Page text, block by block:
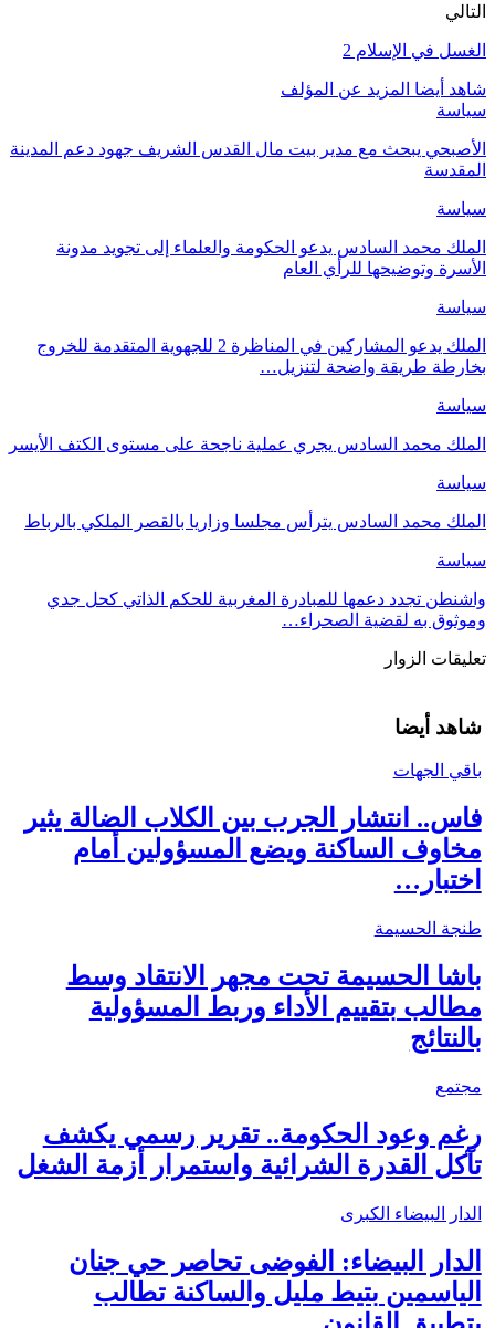
التالي
الغسل في الإسلام 2
شاهد أيضا المزيد عن المؤلف
سياسة
الأصبحي يبحث مع مدير بيت مال القدس الشريف جهود دعم المدينة
المقدسة
سياسة
الملك محمد السادس يدعو الحكومة والعلماء إلى تجويد مدونة
الأسرة وتوضيحها للرأي العام
سياسة
الملك يدعو المشاركين في المناظرة 2 للجهوية المتقدمة للخروج
بخارطة طريقة واضحة لتنزيل…
سياسة
الملك محمد السادس يجري عملية ناجحة على مستوى الكتف الأيسر
سياسة
الملك محمد السادس يترأس مجلسا وزاريا بالقصر الملكي بالرباط
سياسة
واشنطن تجدد دعمها للمبادرة المغربية للحكم الذاتي كحل جدي
وموثوق به لقضية الصحراء…
تعليقات الزوار
شاهد أيضا
باقي الجهات
فاس.. انتشار الجرب بين الكلاب الضالة يثير
مخاوف الساكنة ويضع المسؤولين أمام
اختبار…
طنجة الحسيمة
باشا الحسيمة تحت مجهر الانتقاد وسط
مطالب بتقييم الأداء وربط المسؤولية
بالنتائج
مجتمع
رغم وعود الحكومة.. تقرير رسمي يكشف
تآكل القدرة الشرائية واستمرار أزمة الشغل
الدار البيضاء الكبرى
الدار البيضاء: الفوضى تحاصر حي جنان
الياسمين بتيط مليل والساكنة تطالب